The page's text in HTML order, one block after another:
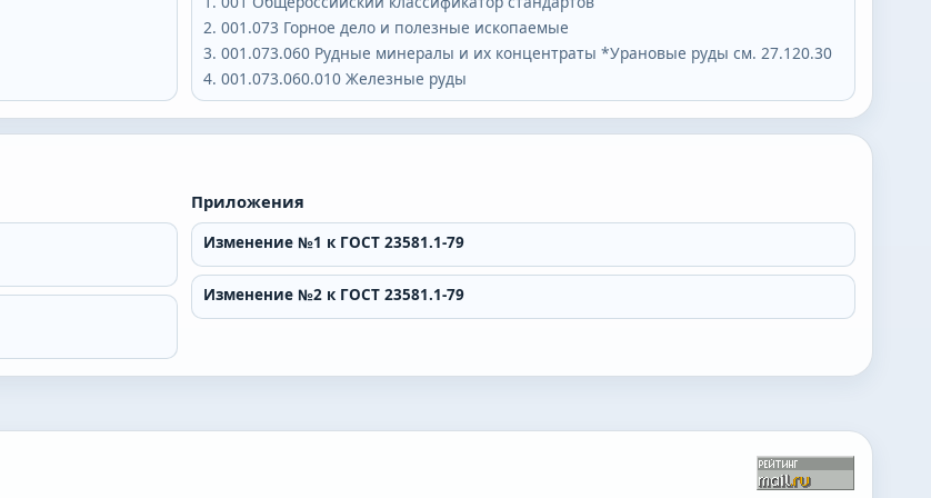
001.073 Горное дело и полезные ископаемые
001.073.060 Рудные минералы и их концентраты *Урановые руды см. 27.120.30
001.073.060.010 Железные руды
Приложения
Изменение №1 к ГОСТ 23581.1-79
Изменение №2 к ГОСТ 23581.1-79